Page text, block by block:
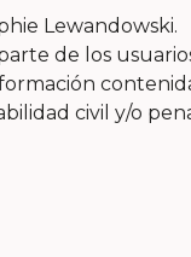
Lewandowski.
de los
civil y/o